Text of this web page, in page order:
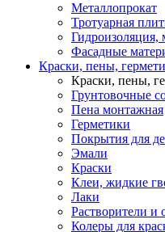
Металлопрокат
Тротуарная
Гидроизоляция,
Фасадные
Краски, пены,
Краски, пены,
Грунтовочные
Пена монтажная
Герметики
Покрытия для
Эмали
Краски
Клеи, жидкие
Лаки
Растворители и
Колеры для